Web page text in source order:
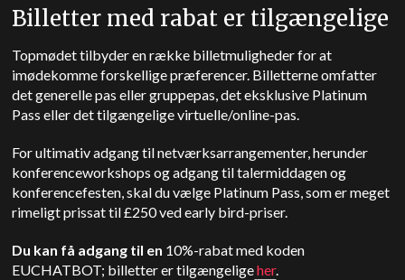
Billetter med rabat er tilgængelige
Topmødet tilbyder en række billetmuligheder for at
imødekomme forskellige præferencer. Billetterne omfatter
det generelle pas eller gruppepas, det eksklusive Platinum
Pass eller det tilgængelige virtuelle/online-pas.
For ultimativ adgang til netværksarrangementer, herunder
konferenceworkshops og adgang til talermiddagen og
konferencefesten, skal du vælge Platinum Pass, som er meget
rimeligt prissat til £250 ved early bird-priser.
Du kan få adgang til en 10%-rabat med koden
EUCHATBOT; billetter er tilgængeligeher.